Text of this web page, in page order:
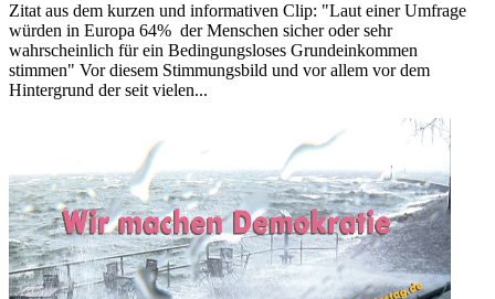
Zitat aus dem kurzen und informativen Clip: "Laut einer Umfrage
würden in Europa 64% der Menschen sicher oder sehr
wahrscheinlich für ein Bedingungsloses Grundeinkommen
stimmen" Vor diesem Stimmungsbild und vor allem vor dem
Hintergrund der seit vielen...